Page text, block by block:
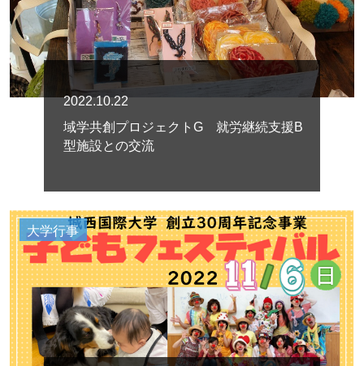
2022.10.22
域学共創プロジェクトG 就労継続支援B
型施設との交流
大学行事